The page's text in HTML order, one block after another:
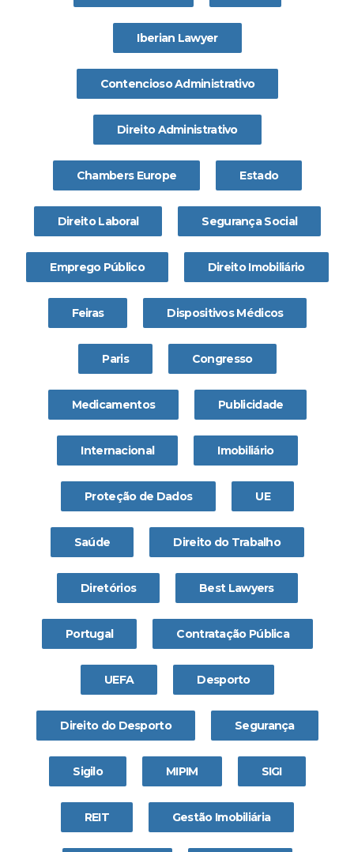
Iberian Lawyer
Contencioso Administrativo
Direito Administrativo
Chambers Europe Estado
Direito Laboral Segurança Social
Emprego Público Direito Imobiliário
Feiras Dispositivos Médicos
Paris Congresso
Medicamentos Publicidade
Internacional Imobiliário
Proteção de Dados UE
Saúde Direito do Trabalho
Diretórios Best Lawyers
Portugal Contratação Pública
UEFA Desporto
Direito do Desporto Segurança
Sigilo MIPIM SIGI
REIT Gestão Imobiliária